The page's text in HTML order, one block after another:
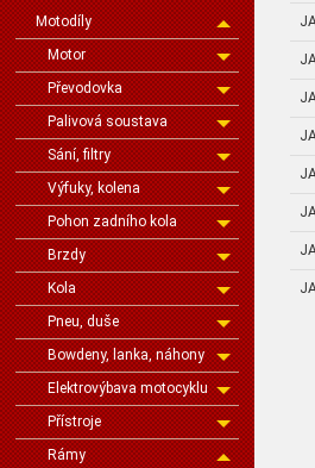
Motodíly
Motor
Převodovka
Palivová soustava
Sání, filtry
Výfuky, kolena
Pohon zadního kola
Brzdy
Kola
Pneu, duše
Bowdeny, lanka, náhony
Elektrovýbava motocyklu
Přístroje
Rámy